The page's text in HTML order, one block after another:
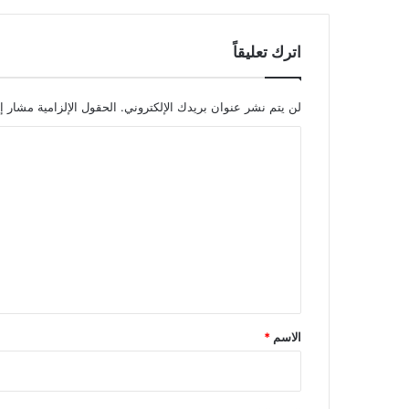
اترك تعليقاً
لن يتم نشر عنوان بريدك الإلكتروني. الحقول الإلزامية مشار
*
الاسم *